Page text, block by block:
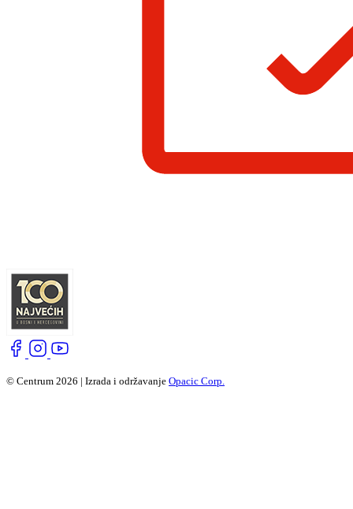
© Centrum 2026 | Izrada i održavanje Opacic Corp.